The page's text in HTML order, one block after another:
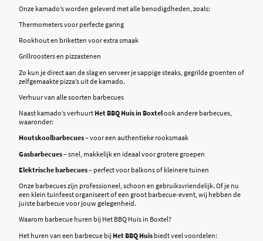
Onze kamado’s worden geleverd met alle benodigdheden, zoals:
Thermometers voor perfecte garing
Rookhout en briketten voor extra smaak
Grillroosters en pizzastenen
Zo kun je direct aan de slag en serveer je sappige steaks, gegrilde groenten of
zelfgemaakte pizza’s uit de kamado.
Verhuur van alle soorten barbecues
Naast kamado’s verhuurt Het BBQ Huis in Boxtelook andere barbecues,
waaronder:
Houtskoolbarbecues– voor een authentieke rooksmaak
Gasbarbecues– snel, makkelijk en ideaal voor grotere groepen
Elektrische barbecues– perfect voor balkons of kleinere tuinen
Onze barbecues zijn professioneel, schoon en gebruiksvriendelijk. Of je nu
een klein tuinfeest organiseert of een groot barbecue-event, wij hebben de
juiste barbecue voor jouw gelegenheid.
Waarom barbecue huren bij Het BBQ Huis in Boxtel?
Het huren van een barbecue bij Het BBQ Huis biedt veel voordelen: